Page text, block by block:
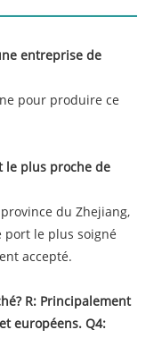
entreprise de
pour produire ce
le plus proche de
du Zhejiang,
port le plus soigné
accepté.
R: Principalement
européens. Q4: